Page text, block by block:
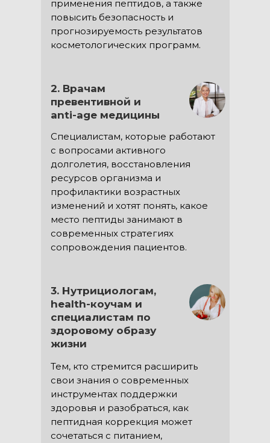
2. Врачам
превентивной и
anti-age медицины
3. Нутрициологам,
health-коучам и
специалистам по
здоровому образу
жизни
применения пептидов, а также
повысить безопасность и
прогнозируемость результатов
косметологических программ.
Тем, кто стремится расширить
свои знания о современных
инструментах поддержки
здоровья и разобраться, как
пептидная коррекция может
сочетаться с питанием,
Специалистам, которые работают
с вопросами активного
долголетия, восстановления
ресурсов организма и
профилактики возрастных
изменений и хотят понять, какое
место пептиды занимают в
современных стратегиях
сопровождения пациентов.